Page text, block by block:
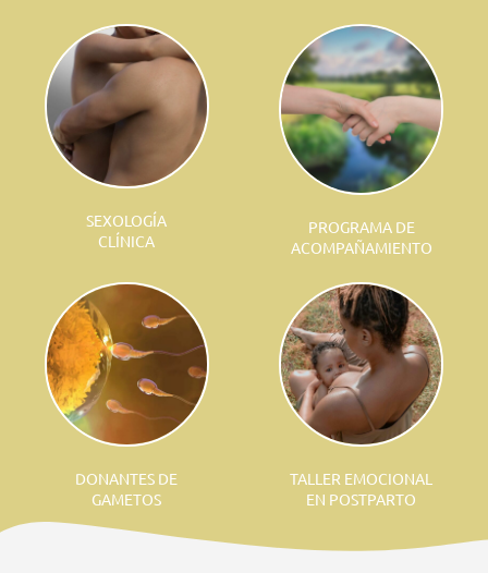
SEXOLOGÍA
CLÍNICA
PROGRAMA DE
ACOMPAÑAMIENTO
DONANTES DE
GAMETOS
TALLER EMOCIONAL
EN POSTPARTO